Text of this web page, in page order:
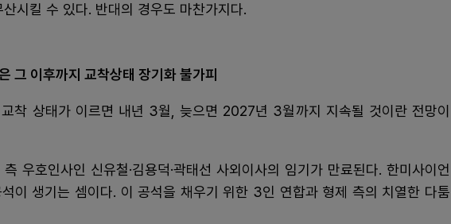
시킬 수 있다. 반대의 경우도 마찬가지다.
그 이후까지 교착상태 장기화 불가피
착 상태가 이르면 내년 3월, 늦으면 2027년 3월까지 지속될 것이란 전망이
우호인사인 신유철·김용덕·곽태선 사외이사의 임기가 만료된다. 한미사이언
이 생기는 셈이다. 이 공석을 채우기 위한 3인 연합과 형제 측의 치열한 다툼